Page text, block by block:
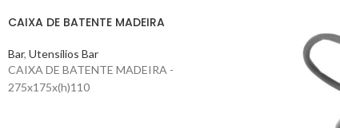
CAIXA DE BATENTE MADEIRA
Bar, Utensílios Bar
CAIXA DE BATENTE MADEIRA -
275x175x(h)110